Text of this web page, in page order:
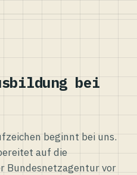
bei
beginnt bei uns.
auf die
Bundesnetzagentur vor